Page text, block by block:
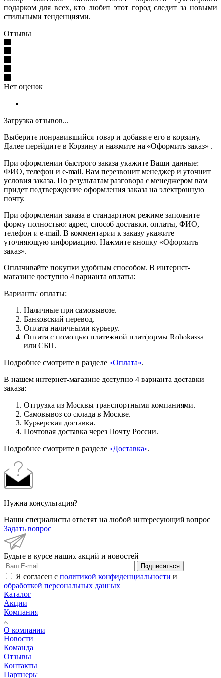
подарком для всех, кто любит этот город следит за новыми
стильными тенденциями.
Отзывы
Нет оценок
Загрузка отзывов...
Выберите понравившийся товар и добавьте его в корзину.
Далее перейдите в Корзину и нажмите на «Оформить заказ» .
При оформлении быстрого заказа укажите Ваши данные:
ФИО, телефон и e-mail. Вам перезвонит менеджер и уточнит
условия заказа. По результатам разговора с менеджером вам
придет подтверждение оформления заказа на электронную
почту.
При оформлении заказа в стандартном режиме заполните
форму полностью: адрес, способ доставки, оплаты, ФИО,
телефон и e-mail. В комментарии к заказу укажите
уточняющую информацию. Нажмите кнопку «Оформить
заказ».
Оплачивайте покупки удобным способом. В интернет-
магазине доступно 4 варианта оплаты:
Варианты оплаты:
Наличные при самовывозе.
Банковский перевод.
Оплата наличными курьеру.
Оплата с помощью платежной платформы Robokassa
или СБП.
Подробнее смотрите в разделе «Оплата».
В нашем интернет-магазине доступно 4 варианта доставки
заказа:
Отгрузка из Москвы транспортными компаниями.
Самовывоз со склада в Москве.
Курьерская доставка.
Почтовая доставка через Почту России.
Подробнее смотрите в разделе «Доставка».
Нужна консультация?
Наши специалисты ответят на любой интересующий вопрос
Задать вопрос
Будьте в курсе наших акций и новостей
Подписаться
Я согласен с политикой конфиденциальности и
обработкой персональных данных
Каталог
Акции
Компания
О компании
Новости
Команда
Отзывы
Контакты
Партнеры